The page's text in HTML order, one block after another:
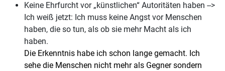
Keine Ehrfurcht vor „künstlichen“ Autoritäten haben -->
Ich weiß jetzt: Ich muss keine Angst vor Menschen
haben, die so tun, als ob sie mehr Macht als ich
haben.
Die Erkenntnis habe ich schon lange gemacht. Ich
sehe die Menschen nicht mehr als Gegner sondern